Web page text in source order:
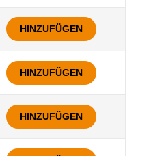
HINZUFÜGEN
HINZUFÜGEN
HINZUFÜGEN